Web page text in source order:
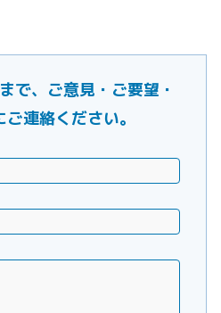
、ご意見・ご要望・
連絡ください。